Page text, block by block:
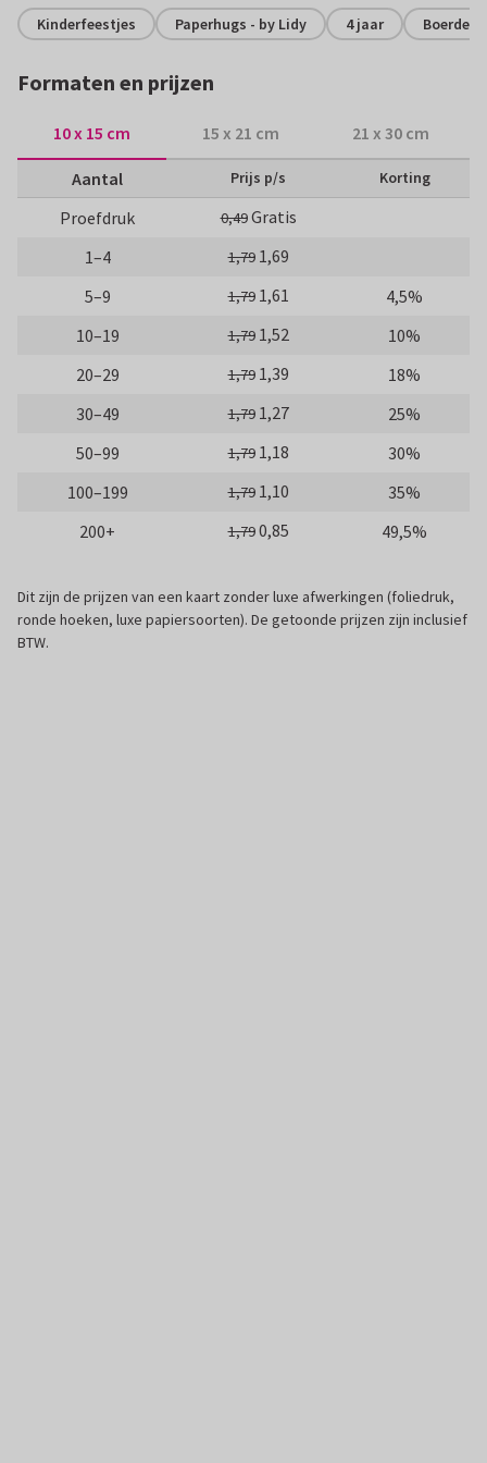
Kinderfeestjes Paperhugs - by Lidy 4 jaar Boerderij
Formaten en prijzen
10 x 15 cm 15 x 21 cm 21 x 30 cm
Aantal Prijs p/s Korting
Proefdruk 0,49Gratis
1–4
1,79 1,69
5–9
1,79 1,61
4,5%
10–19
1,79 1,52
10%
20–29
1,79 1,39
18%
30–49
1,79 1,27
25%
50–99
1,79 1,18
30%
100–199
1,79 1,10
35%
200+
1,790,85 49,5%
Dit zijn de prijzen van een kaart zonder luxe afwerkingen (foliedruk,
ronde hoeken, luxe papiersoorten). De getoonde prijzen zijn inclusief
BTW.